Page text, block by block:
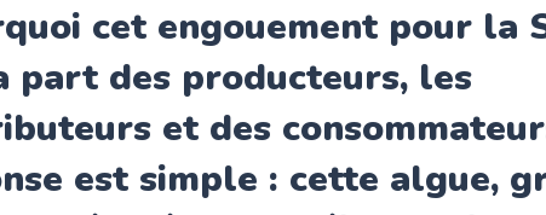
cet engouement pour la
part des producteurs, les
et des
est simple : cette algue,